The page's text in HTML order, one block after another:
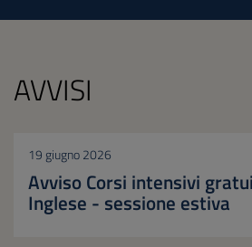
AVVISI
19 giugno 2026
Avviso Corsi intensivi
Inglese - sessione estiva